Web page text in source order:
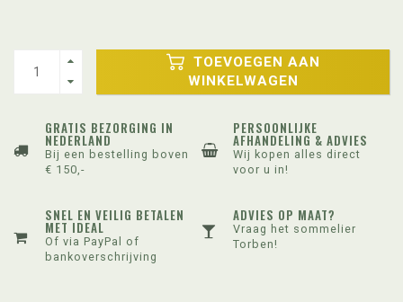
TOEVOEGEN AAN
WINKELWAGEN
GRATIS BEZORGING IN
NEDERLAND
Bij een bestelling boven
€ 150,-
PERSOONLIJKE
AFHANDELING & ADVIES
Wij kopen alles direct
voor u in!
SNEL EN VEILIG BETALEN
MET IDEAL
Of via PayPal of
bankoverschrijving
ADVIES OP MAAT?
Vraag het sommelier
Torben!